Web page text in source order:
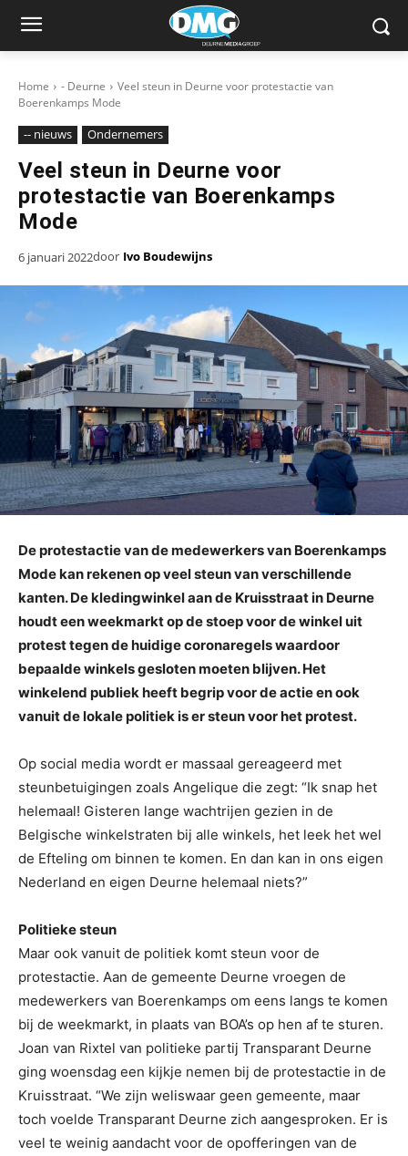
Home - Deurne
Veel steun in Deurne voor protestactie van
Boerenkamps Mode
-- nieuws Ondernemers
Veel steun in Deurne voor
protestactie van Boerenkamps
Mode
6 januari 2022door Ivo Boudewijns
De protestactie van de medewerkers van Boerenkamps
Mode kan rekenen op veel steun van verschillende
kanten. De kledingwinkel aan de Kruisstraat in Deurne
houdt een weekmarkt op de stoep voor de winkel uit
protest tegen de huidige coronaregels waardoor
bepaalde winkels gesloten moeten blijven. Het
winkelend publiek heeft begrip voor de actie en ook
vanuit de lokale politiek is er steun voor het protest.
Op social media wordt er massaal gereageerd met
steunbetuigingen zoals Angelique die zegt: “Ik snap het
helemaal! Gisteren lange wachtrijen gezien in de
Belgische winkelstraten bij alle winkels, het leek het wel
de Efteling om binnen te komen. En dan kan in ons eigen
Nederland en eigen Deurne helemaal niets?”
Politieke steun
Maar ook vanuit de politiek komt steun voor de
protestactie. Aan de gemeente Deurne vroegen de
medewerkers van Boerenkamps om eens langs te komen
bij de weekmarkt, in plaats van BOA’s op hen af te sturen.
Joan van Rixtel van politieke partij Transparant Deurne
ging woensdag een kijkje nemen bij de protestactie in de
Kruisstraat. “We zijn weliswaar geen gemeente, maar
toch voelde Transparant Deurne zich aangesproken. Er is
veel te weinig aandacht voor de opofferingen van de